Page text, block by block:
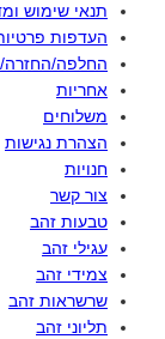
תנאי שימוש
העדפות
החלפה/החזרה/
אחריות
משלוחים
הצהרת נגישות
חנויות
צור קשר
טבעות זהב
עגילי זהב
צמידי זהב
שרשראות זהב
תליוני זהב